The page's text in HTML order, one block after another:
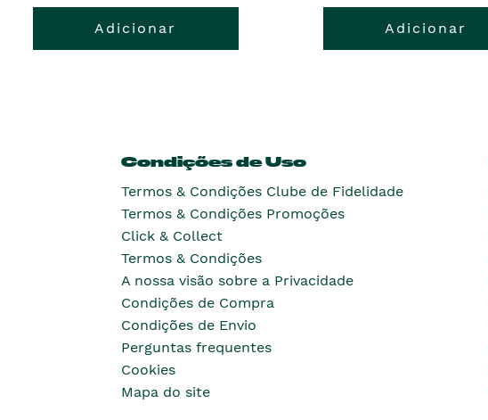
Adicionar Adicionar
Condições de Uso
Termos & Condições Clube de Fidelidade
Termos & Condições Promoções
Click & Collect
Termos & Condições
A nossa visão sobre a Privacidade
Condições de Compra
Condições de Envio
Perguntas frequentes
Cookies
Mapa do site